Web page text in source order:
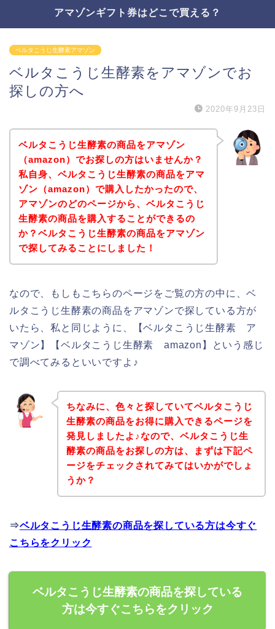
アマゾンギフト券はどこで買える？
ベルタこうじ生酵素アマゾン
ベルタこうじ生酵素をアマゾンでお
探しの方へ
2020年9月23日
ベルタこうじ生酵素の商品をアマゾン
（amazon）でお探しの方はいませんか？
私自身、ベルタこうじ生酵素の商品をアマ
ゾン（amazon）で購入したかったので、
アマゾンのどのページから、ベルタこうじ
生酵素の商品を購入することができるの
か？ベルタこうじ生酵素の商品をアマゾン
で探してみることにしました！
なので、もしもこちらのページをご覧の方の中に、ベ
ルタこうじ生酵素の商品をアマゾンで探している方が
いたら、私と同じように、【ベルタこうじ生酵素 ア
マゾン】【ベルタこうじ生酵素 amazon】という感じ
で調べてみるといいですよ♪
ちなみに、色々と探していてベルタこうじ
生酵素の商品をお得に購入できるページを
発見しましたよ♪なので、ベルタこうじ生
酵素の商品をお探しの方は、まずは下記ペ
ージをチェックされてみてはいかがでしょ
うか？
⇒ベルタこうじ生酵素の商品を探している方は今すぐ
こちらをクリック
ベルタこうじ生酵素の商品を探している
方は今すぐこちらをクリック